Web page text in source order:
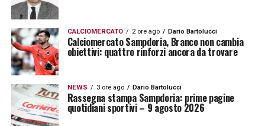
LA PLAYLIST DELLE NOSTRE TOP NEWS
CALCIOMERCATO 2 ore ago Dario Bartolucci
Calciomercato Sampdoria, Branco non cambia
obiettivi: quattro rinforzi ancora da trovare
NEWS 3 ore ago Dario Bartolucci
Rassegna stampa Sampdoria: prime pagine
quotidiani sportivi – 9 agosto 2026